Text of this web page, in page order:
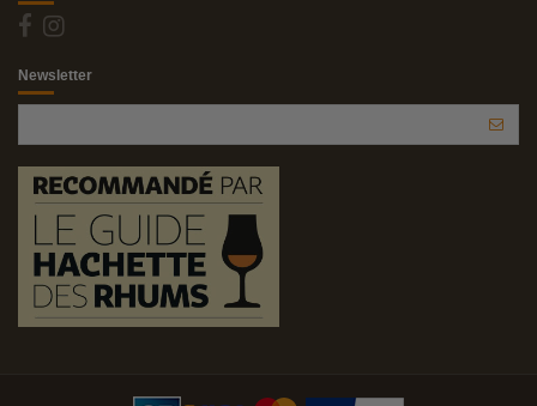
Newsletter